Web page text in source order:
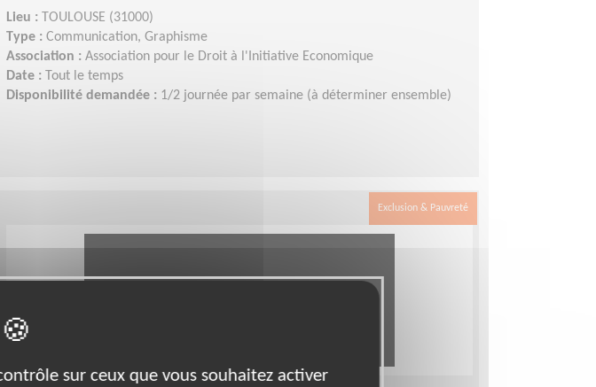
Lieu :
TOULOUSE (31000)
Type : Communication, Graphisme
Association : Association pour le Droit à l'Initiative Economique
Date :
Tout le temps
Disponibilité demandée : 1/2 journée par semaine (à déterminer ensemble)
Exclusion & Pauvreté
sur ceux que vous souhaitez activer